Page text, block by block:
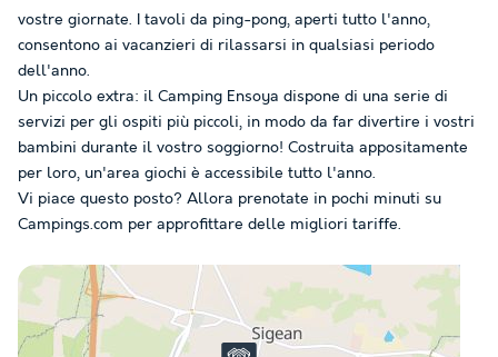
vostre giornate. I tavoli da ping-pong, aperti tutto l'anno,
consentono ai vacanzieri di rilassarsi in qualsiasi periodo
dell'anno.
Un piccolo extra: il Camping Ensoya dispone di una serie di
servizi per gli ospiti più piccoli, in modo da far divertire i vostri
bambini durante il vostro soggiorno! Costruita appositamente
per loro, un'area giochi è accessibile tutto l'anno.
Vi piace questo posto? Allora prenotate in pochi minuti su
Campings.com per approfittare delle migliori tariffe.